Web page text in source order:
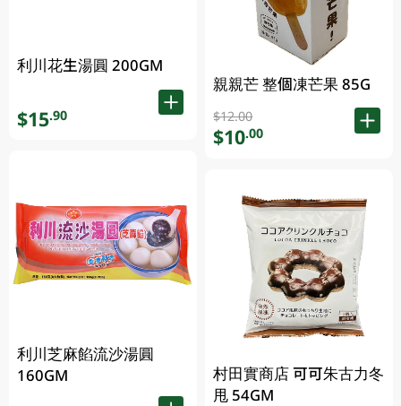
利川花生湯圓 200GM
$15.90
利川芝麻餡流沙湯圓
160GM
親親芒 整個凍芒果 85G
$12.00
$10.00
村田實商店 可可朱古力冬
甩 54GM